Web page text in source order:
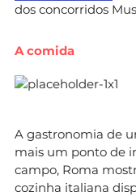
dos concorridos
A comida
A gastronomia de
mais um ponto de
campo, Roma
cozinha italiana